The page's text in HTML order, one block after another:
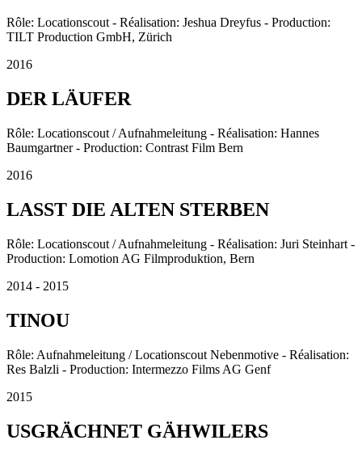
Rôle: Locationscout - Réalisation: Jeshua Dreyfus - Production:
TILT Production GmbH, Zürich
2016
DER LÄUFER
Rôle: Locationscout / Aufnahmeleitung - Réalisation: Hannes
Baumgartner - Production: Contrast Film Bern
2016
LASST DIE ALTEN STERBEN
Rôle: Locationscout / Aufnahmeleitung - Réalisation: Juri Steinhart -
Production: Lomotion AG Filmproduktion, Bern
2014 - 2015
TINOU
Rôle: Aufnahmeleitung / Locationscout Nebenmotive - Réalisation:
Res Balzli - Production: Intermezzo Films AG Genf
2015
USGRÄCHNET GÄHWILERS